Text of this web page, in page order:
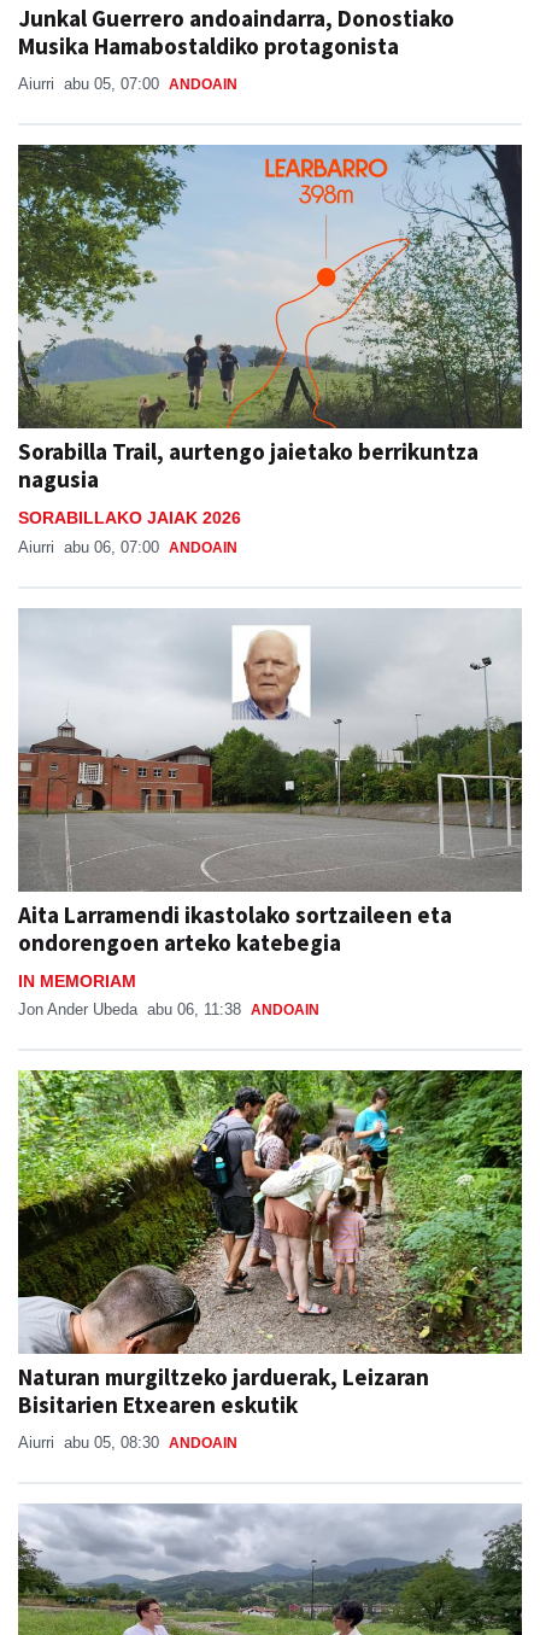
Junkal Guerrero andoaindarra, Donostiako
Musika Hamabostaldiko protagonista
Aiurri abu 05, 07:00 ANDOAIN
Sorabilla Trail, aurtengo jaietako berrikuntza
nagusia
SORABILLAKO JAIAK 2026
Aiurri abu 06, 07:00 ANDOAIN
Aita Larramendi ikastolako sortzaileen eta
ondorengoen arteko katebegia
IN MEMORIAM
Jon Ander Ubeda abu 06, 11:38 ANDOAIN
Naturan murgiltzeko jarduerak, Leizaran
Bisitarien Etxearen eskutik
Aiurri abu 05, 08:30 ANDOAIN